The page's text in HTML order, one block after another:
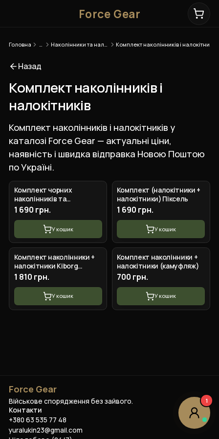
Force Gear
Головна
Назад
Комплект наколінників і
налокітників
Комплект наколінників і налокітників у
каталозі Force Gear — актуальні ціни,
наявність і швидка відправка Новою Поштою
по Україні.
Комплект чорних
наколінників та
налокітників
1 690 грн.
У кошик
Комплект (налокітники +
налокітники) Піксель
1 690 грн.
У кошик
Комплект наколінники +
налокітники Kiborg
(Піксель)
1 810 грн.
У кошик
Комплект наколінники +
налокітники (камуфляж)
700 грн.
У кошик
Force Gear
Військове спорядження без зайвого.
Контакти
+380 63 535 77 48
yuralukin23@gmail.com
1